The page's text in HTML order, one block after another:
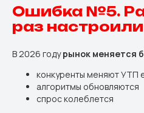
Ошибка №5.
раз
В 2026 годурынок меняется
конкуренты меняют УТП
алгоритмы обновляются
спрос колеблется